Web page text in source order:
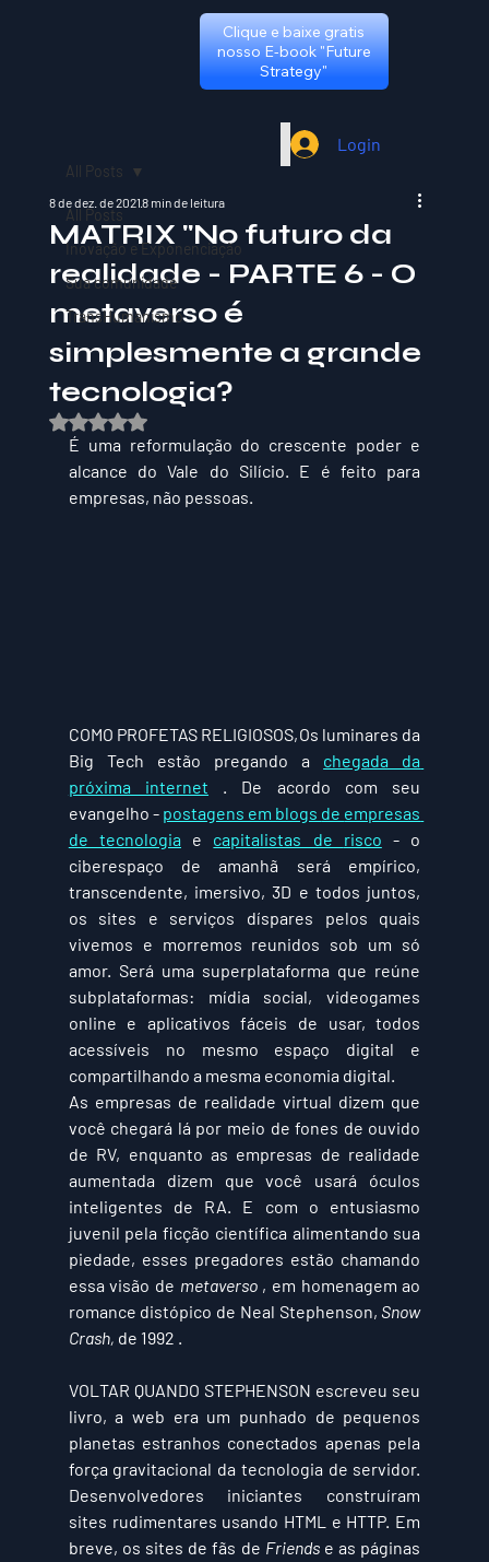
Clique e baixe gratis
nosso E-book "Future
Strategy"
Login
All Posts
Inovação e Exponenciação
Sua comunidade
TransHumanismo
All Posts
MATRIX "No futuro da
realidade - PARTE 6 - O
metaverso é
simplesmente a grande
tecnologia?
8 de dez. de 20218 min de leitura
Avaliado com NaN de 5 estrelas.
É uma reformulação do crescente poder e
alcance do Vale do Silício. E é feito para
empresas, não pessoas.
COMO PROFETAS RELIGIOSOS,Os luminares da
Big Tech estão pregando a chegada da
próxima internet . De acordo com seu
evangelho - postagens em blogs de empresas
de tecnologia e capitalistas de risco - o
ciberespaço de amanhã será empírico,
transcendente, imersivo, 3D e todos juntos,
os sites e serviços díspares pelos quais
vivemos e morremos reunidos sob um só
amor. Será uma superplataforma que reúne
subplataformas: mídia social, videogames
online e aplicativos fáceis de usar, todos
acessíveis no mesmo espaço digital e
compartilhando a mesma economia digital.
As empresas de realidade virtual dizem que
você chegará lá por meio de fones de ouvido
de RV, enquanto as empresas de realidade
aumentada dizem que você usará óculos
inteligentes de RA. E com o entusiasmo
juvenil pela ficção científica alimentando sua
piedade, esses pregadores estão chamando
essa visão de metaverso , em homenagem ao
romance distópico de Neal Stephenson, Snow
Crash, de 1992 .
VOLTAR QUANDO STEPHENSON escreveu seu
livro, a web era um punhado de pequenos
planetas estranhos conectados apenas pela
força gravitacional da tecnologia de servidor.
Desenvolvedores iniciantes construíram
sites rudimentares usando HTML e HTTP. Em
breve, os sites de fãs de Friends e as páginas